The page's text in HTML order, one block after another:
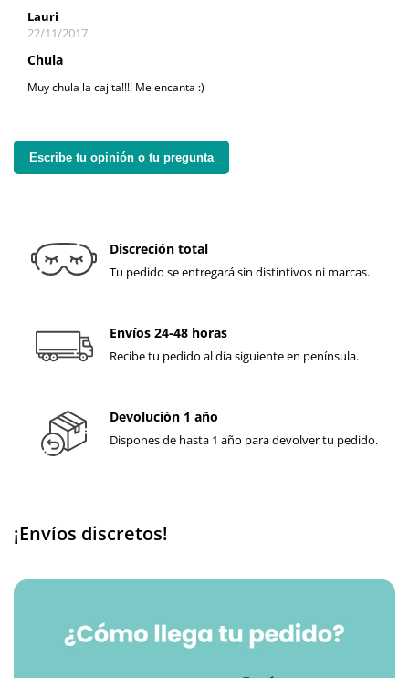
Lauri
22/11/2017
Chula
Muy chula la cajita!!!! Me encanta :)
Escribe tu opinión o tu pregunta
Discreción total
Tu pedido se entregará sin distintivos ni marcas.
Envíos 24-48 horas
Recibe tu pedido al día siguiente en península.
Devolución 1 año
Dispones de hasta 1 año para devolver tu pedido.
¡Envíos discretos!